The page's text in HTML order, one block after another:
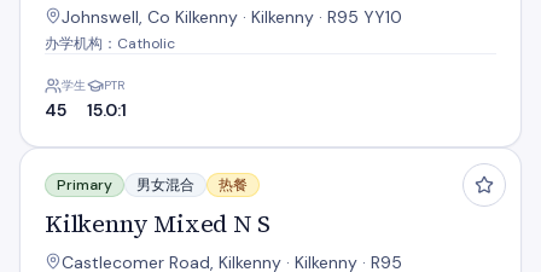
Johnswell, Co Kilkenny · Kilkenny · R95 YY10
办学机构：Catholic
学生
45
PTR
15.0:1
Kilkenny Mixed N S
Primary 男女混合 热餐
Kilkenny Mixed N S
Castlecomer Road, Kilkenny · Kilkenny · R95